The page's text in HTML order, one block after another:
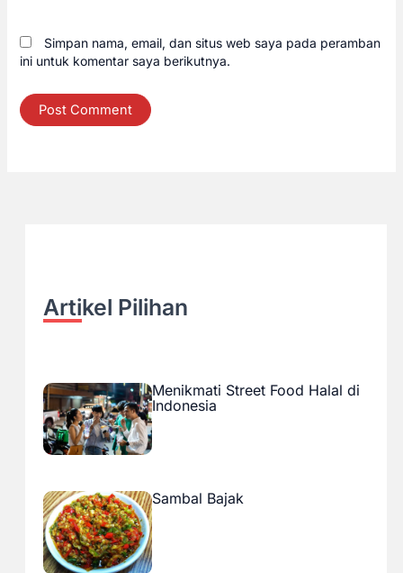
Simpan nama, email, dan situs web saya pada peramban
ini untuk komentar saya berikutnya.
Artikel Pilihan
Menikmati Street Food Halal di
Indonesia
Sambal Bajak